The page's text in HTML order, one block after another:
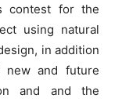
contest for the
using natural
in addition
and future
and and the